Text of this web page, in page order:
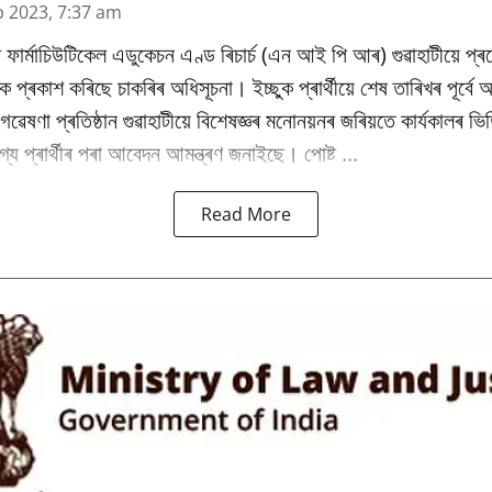
2023, 7:37 am
ফাৰ্মাচিউটিকেল এডুকেচন এণ্ড ৰিচাৰ্চ (এন আই পি আৰ) গুৱাহাটীয়ে
প্ৰকাশ কৰিছে চাকৰিৰ অধিসূচনা। ইচ্ছুক প্ৰাৰ্থীয়ে শেষ তাৰিখৰ
প্ৰতিষ্ঠান গুৱাহাটীয়ে বিশেষজ্ঞৰ মনোনয়নৰ জৰিয়তে কাৰ্যকালৰ
প্ৰাৰ্থীৰ পৰা আবেদন আমন্ত্ৰণ জনাইছে। পোষ্ট ...
Read More